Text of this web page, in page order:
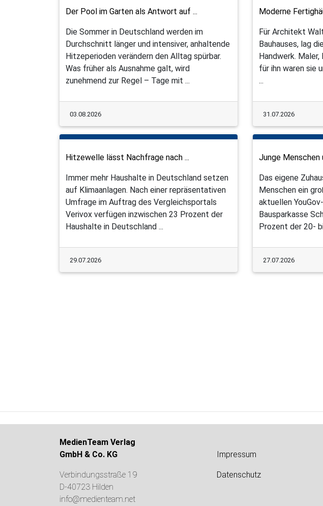
Der Pool im Garten als Antwort auf ...
Die Sommer in Deutschland werden im
Durchschnitt länger und intensiver, anhaltende
Hitzeperioden verändern den Alltag spürbar.
Was früher als Ausnahme galt, wird
zunehmend zur Regel – Tage mit ...
03.08.2026
Moderne
Für Architekt
Bauhauses, lag
Handwerk.
für ihn waren sie
...
31.07.2026
Hitzewelle lässt Nachfrage nach ...
Immer mehr Haushalte in Deutschland setzen
auf Klimaanlagen. Nach einer repräsentativen
Umfrage im Auftrag des Vergleichsportals
Verivox verfügen inzwischen 23 Prozent der
Haushalte in Deutschland ...
29.07.2026
Junge Menschen
Das eigene
Menschen ein
aktuellen
Bausparkasse
Prozent der 20-
27.07.2026
MedienTeam Verlag
GmbH & Co. KG
Verbindungsstraße 19
D-40723 Hilden
info@medienteam.net
Impressum
Datenschutz